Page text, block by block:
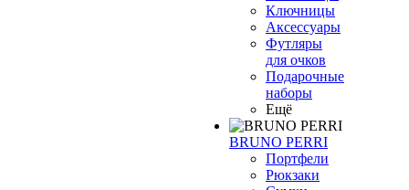
Ключницы
Аксессуары
Футляры
для очков
Подарочные
наборы
Ещё
BRUNO PERRI
Портфели
Рюкзаки